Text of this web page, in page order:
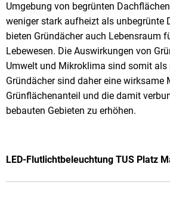
Umgebung von begrünten
weniger stark aufheizt als unbegrünte
bieten Gründächer auch Lebensraum
Lebewesen. Die Auswirkungen von
Umwelt und Mikroklima sind somit als
Gründächer sind daher eine wirksame
Grünflächenanteil und die damit
bebauten Gebieten zu erhöhen.
LED-Flutlichtbeleuchtung TUS Platz